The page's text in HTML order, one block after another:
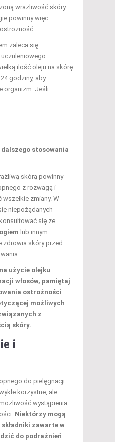
wrażliwość skóry.
powinny więc
zaleca się
ilość oleju na skórę
godziny, aby
organizm. Jeśli
stosowania
skórą powinny
z rozwagą i
wszelkie zmiany. W
niepożądanych
się ze
lub innym
zdrowia skóry przed
użycie olejku
włosów, pamiętaj
ostrożności
możliwych
z
skóry.
i
do pielęgnacji
korzystne, ale
wystąpienia
Niektórzy mogą
zawarte w
do podrażnień